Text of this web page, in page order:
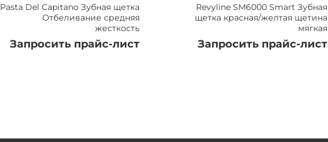
Отбеливание
средняя, жесткость
Pasta Del Capitano Зубная щетка
Отбеливание средняя
жесткость
Запросить прайс-лист
красная/желтая
щетина мягкая
Revyline SM6000 Smart Зубная
щетка красная/желтая щетина
мягкая
Запросить прайс-лист